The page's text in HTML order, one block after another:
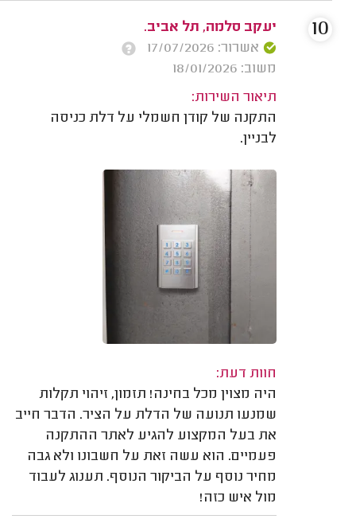
יעקב סלמה, תל אביב.
אשרור: 17/07/2026
משוב: 18/01/2026
תיאור השירות:
התקנה של קודן חשמלי על דלת כניסה
לבניין.
חוות דעת:
היה מצוין מכל בחינה! תזמון, זיהוי תקלות
שמנעו תנועה של הדלת על הציר. הדבר חייב
את בעל המקצוע להגיע לאתר ההתקנה
פעמיים. הוא עשה זאת על חשבונו ולא גבה
מחיר נוסף על הביקור הנוסף. תענוג לעבוד
מול איש כזה!
10